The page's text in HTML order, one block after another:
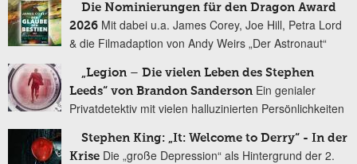
Die Nominierungen für den Dragon Award
2026 Mit dabei u.a. James Corey, Joe Hill, Petra Lord
& die Filmadaption von Andy Weirs „Der Astronaut“
„Legion – Die vielen Leben des Stephen
Leeds“ von Brandon Sanderson Ein genialer
Privatdetektiv mit vielen halluzinierten Persönlichkeiten
Stephen King: „It: Welcome to Derry“ - In der
Krise Die „große Depression“ als Hintergrund der 2.